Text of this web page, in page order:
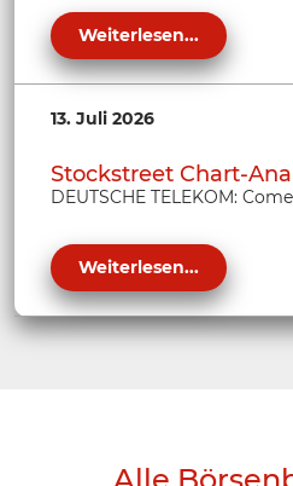
Weiterlesen...
13. Juli 2026
Stockstreet Chart-
DEUTSCHE TELEKOM:
Weiterlesen...